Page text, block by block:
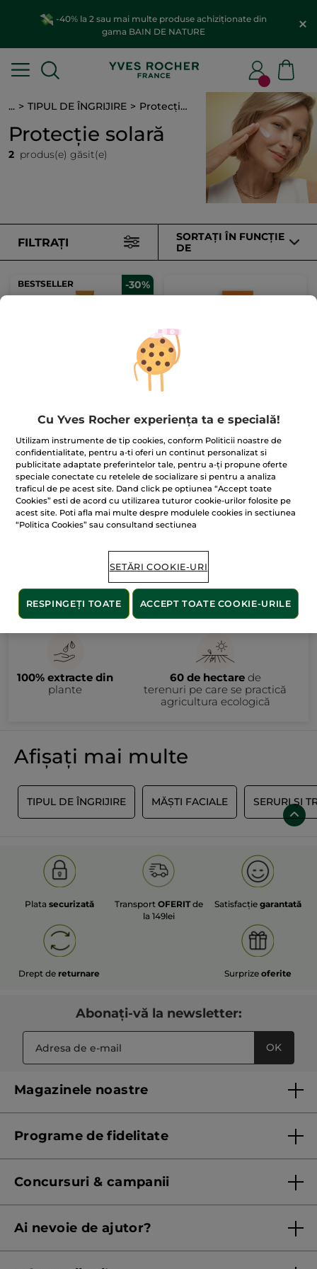
-40% la 2 sau mai multe produse achiziționate din
gama BAIN DE NATURE
... TIPUL DE ÎNGRIJIRE Protecție solară
Protecție solară
2 produs(e) găsit(e)
FILTRAȚI
SORTAȚI ÎN FUNCȚIE
DE
BESTSELLER -30%
1.725.00 Lei / 1l
69.00 Lei 99.00 Lei
ADĂUGAȚI ÎN
COȘ
4.966.67 Lei / 1l
149.00 Lei
ADĂUGAȚI ÎN
COȘ
100% extracte din
plante
60 de hectarede
terenuri pe care se practică
agricultura ecologică
Afișați mai multe
TIPUL DE ÎNGRIJIRE MĂȘTI FACIALE SERURI ȘI
Plata securizată Transport OFERITde
la 149lei
Satisfacțiegarantată
Drept de returnare Surprize oferite
Abonați-vă la newsletter:
OK
Magazinele noastre
Programe de fidelitate
Concursuri & campanii
Listă prețuri standard
Ai nevoie de ajutor?
Cu Yves Rocher experiența ta e specială!
Utilizam instrumente de tip cookies, conform Politicii noastre de
confidentialitate, pentru a-ti oferi un continut personalizat si
publicitate adaptate preferintelor tale, pentru a-ți propune oferte
speciale conectate cu retelele de socializare si pentru a analiza
traficul de pe acest site. Dand click pe optiunea “Accept toate
Cookies” esti de acord cu utilizarea tuturor cookie-urilor folosite pe
acest site. Poti afla mai multe despre modulele cookies in sectiunea
“Politica Cookies” sau consultand sectiunea
SETĂRI COOKIE-URI
RESPINGEȚI TOATE ACCEPT TOATE COOKIE-URILE